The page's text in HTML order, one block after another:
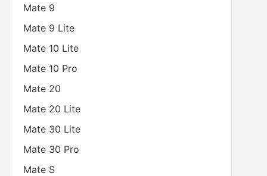
Mate 9
Mate 9 Lite
Mate 10 Lite
Mate 10 Pro
Mate 20
Mate 20 Lite
Mate 30 Lite
Mate 30 Pro
Mate S